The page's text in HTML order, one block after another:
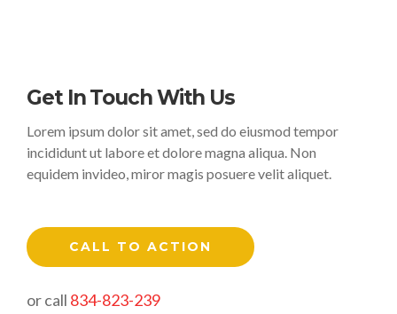
Get In Touch With Us
Lorem ipsum dolor sit amet, sed do eiusmod tempor
incididunt ut labore et dolore magna aliqua. Non
equidem invideo, miror magis posuere velit aliquet.
CALL TO ACTION
or call 834-823-239